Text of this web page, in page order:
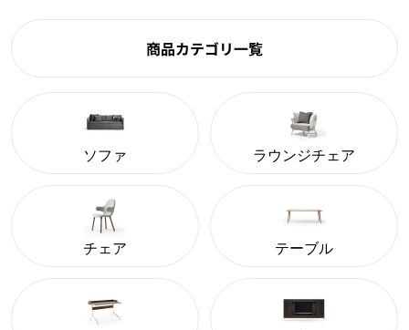
商品カテゴリ一覧
ソファ ラウンジチェア
チェア テーブル